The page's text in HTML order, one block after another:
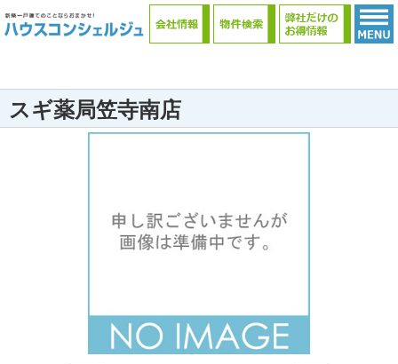
スギ薬局笠寺南店